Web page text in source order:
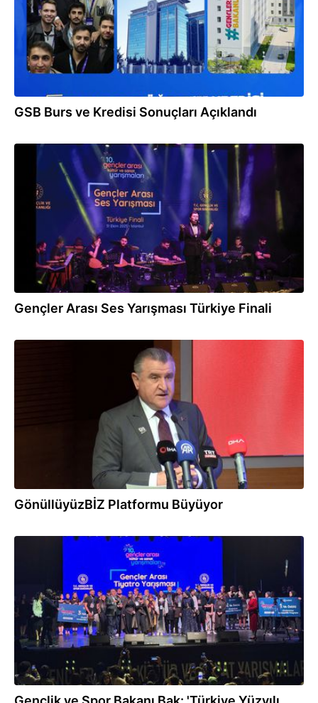
GSB Burs ve Kredisi Sonuçları Açıklandı
01.11.2025
Gençler Arası Ses Yarışması Türkiye Finali
GönüllüyüzBİZ Platformu Büyüyor